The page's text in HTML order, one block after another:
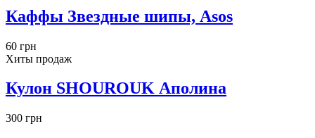
Каффы Звездные шипы, Asos
60 грн
Хиты продаж
Кулон SHOUROUK Аполина
300 грн